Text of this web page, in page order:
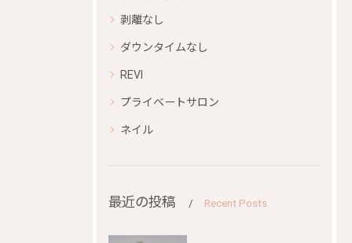
剥離なし
ダウンタイムなし
REVI
プライベートサロン
ネイル
最近の投稿 Recent Posts